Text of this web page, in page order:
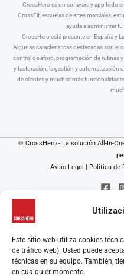
Este sitio web utiliza cookies
de tráfico web). Usted puede
técnicas en su equipo. También,
en cualquier momento.
CrossHero es un software y app todo
CrossFit, escuelas de artes marciales,
ayuda a administrar tu
CrossHero está presente en España y
Algunas características destacadas son el
control de aforo, programación de rutinas
y facturación, la gestión y automatización
de clientes y muchas más
© CrossHero - La solución All-In-
Aviso Legal | Política de